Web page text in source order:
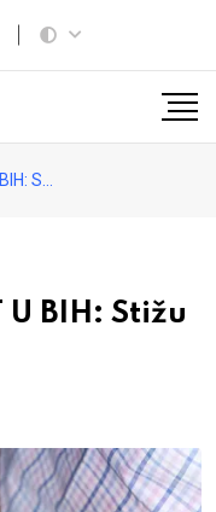
U BIH: Stižu